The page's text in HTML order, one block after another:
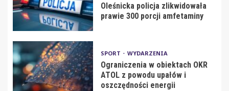
Oleśnicka policja zlikwidowała
prawie 300 porcji amfetaminy
SPORT WYDARZENIA
Ograniczenia w obiektach OKR
ATOL z powodu upałów i
oszczędności energii